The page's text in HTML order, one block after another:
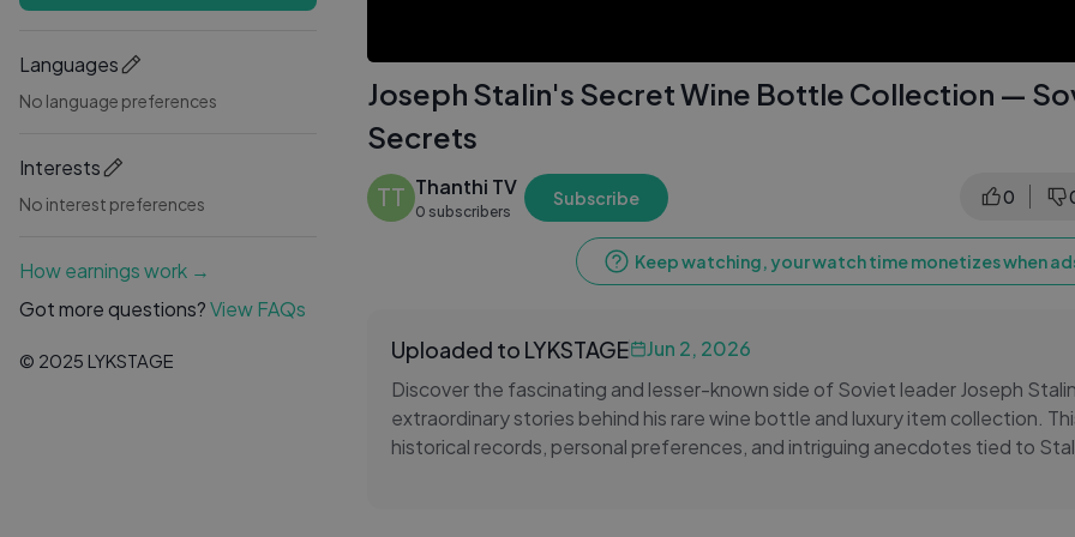
Languages
No language preferences
Interests
No interest preferences
How earnings work →
Got more questions?View FAQs
© 2025 LYKSTAGE
Joseph Stalin's Secret Wine Bottle Collection —
Secrets
TT Thanthi TV
0 subscribers
Subscribe 0
Keep watching, your watch time monetizes when
Uploaded to LYKSTAGE
Jun 2, 2026
Discover the fascinating and lesser-known side of Soviet leader Joseph
extraordinary stories behind his rare wine bottle and luxury item collection.
historical records, personal preferences, and intriguing anecdotes tied to
treasures, offering a rare glimpse into the lifestyle of one of the twentieth